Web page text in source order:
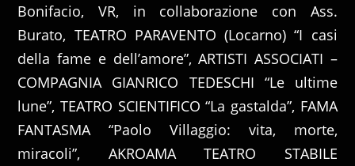
Bonifacio, VR, in collaborazione con Ass.
Burato, TEATRO PARAVENTO (Locarno) “I casi
della fame e dell’amore”, ARTISTI ASSOCIATI –
COMPAGNIA GIANRICO TEDESCHI “Le ultime
lune”, TEATRO SCIENTIFICO “La gastalda”, FAMA
FANTASMA “Paolo Villaggio: vita, morte,
miracoli”, AKROAMA TEATRO STABILE